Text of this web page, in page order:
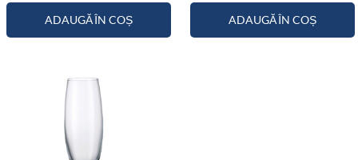
ADAUGĂ ÎN COȘ ADAUGĂ ÎN COȘ